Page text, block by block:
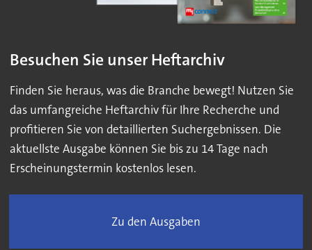
Besuchen Sie unser Heftarchiv
Finden Sie heraus, was die Branche bewegt! Nutzen Sie
das umfangreiche Heftarchiv für Ihre Recherche und
profitieren Sie von detaillierten Suchergebnissen. Die
aktuellste Ausgabe können Sie bis zu 14 Tage nach
Erscheinungstermin kostenlos lesen.
Zu den Ausgaben